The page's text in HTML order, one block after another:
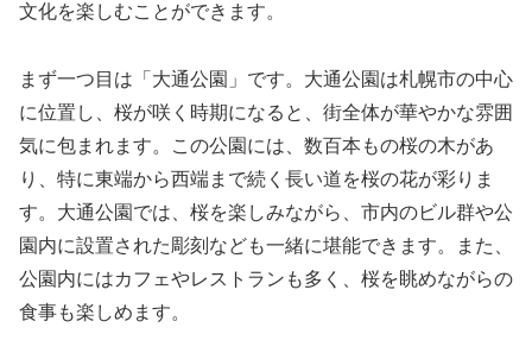
文化を楽しむことができます。
まず一つ目は「大通公園」です。大通公園は札幌市の中心
に位置し、桜が咲く時期になると、街全体が華やかな雰囲
気に包まれます。この公園には、数百本もの桜の木があ
り、特に東端から西端まで続く長い道を桜の花が彩りま
す。大通公園では、桜を楽しみながら、市内のビル群や公
園内に設置された彫刻なども一緒に堪能できます。また、
公園内にはカフェやレストランも多く、桜を眺めながらの
食事も楽しめます。